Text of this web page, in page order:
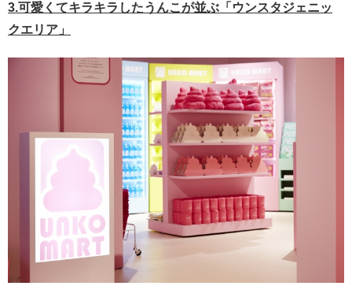
3.可愛くてキラキラしたうんこが並ぶ「ウンスタジェニッ
クエリア」